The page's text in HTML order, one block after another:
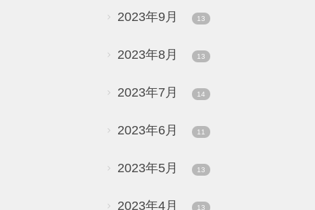
2023年9月 13
2023年8月 13
2023年7月 14
2023年6月 11
2023年5月 13
2023年4月 13